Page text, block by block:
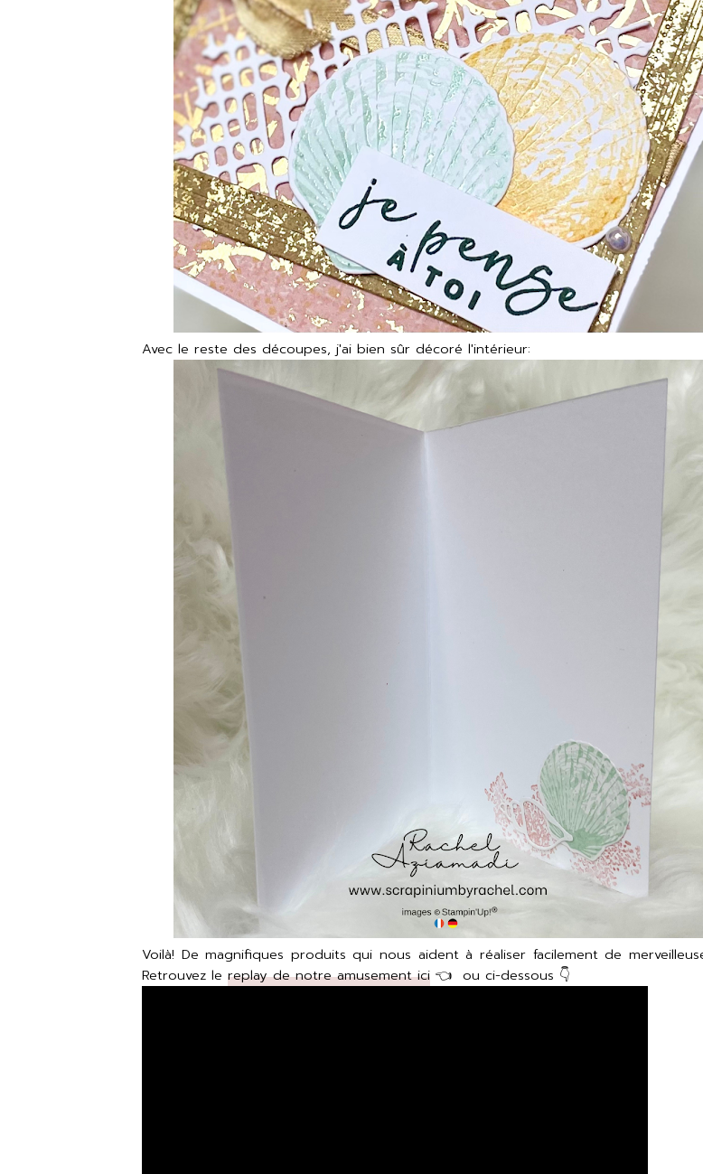
Avec le reste des découpes, j'ai bien sûr décoré l'intérieur:
Voilà! De magnifiques produits qui nous aident à réaliser facilement de
Retrouvez le replay de notre amusement ici 👈 ou ci-dessous 👇